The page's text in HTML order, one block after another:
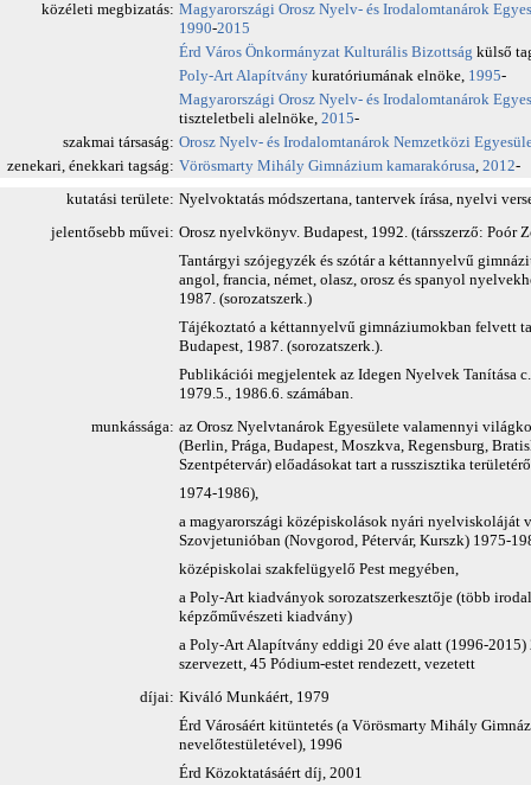
közéleti megbizatás: Magyarországi Orosz Nyelv- és Irodalomtanárok
1990-2015
Érd Város Önkormányzat Kulturális Bizottság külső
Poly-Art Alapítvány kuratóriumának elnöke, 1995-
Magyarországi Orosz Nyelv- és Irodalomtanárok
tiszteletbeli alelnöke, 2015-
szakmai társaság: Orosz Nyelv- és Irodalomtanárok Nemzetközi
zenekari, énekkari tagság: Vörösmarty Mihály Gimnázium kamarakórusa, 2012-
kutatási területe: Nyelvoktatás módszertana, tantervek írása, nyelvi
jelentősebb művei: Orosz nyelvkönyv. Budapest, 1992. (társszerző: Poór
Tantárgyi szójegyzék és szótár a kéttannyelvű
angol, francia, német, olasz, orosz és spanyol
1987. (sorozatszerk.)
Tájékoztató a kéttannyelvű gimnáziumokban felvett
Budapest, 1987. (sorozatszerk.).
Publikációi megjelentek az Idegen Nyelvek Tanítása
1979.5., 1986.6. számában.
munkássága: az Orosz Nyelvtanárok Egyesülete valamennyi
(Berlin, Prága, Budapest, Moszkva, Regensburg,
Szentpétervár) előadásokat tart a russzisztika
1974-1986),
a magyarországi középiskolások nyári nyelviskoláját
Szovjetunióban (Novgorod, Pétervár, Kurszk) 1975-
középiskolai szakfelügyelő Pest megyében,
a Poly-Art kiadványok sorozatszerkesztője (több
képzőművészeti kiadvány)
a Poly-Art Alapítvány eddigi 20 éve alatt (1996-
szervezett, 45 Pódium-estet rendezett, vezetett
díjai: Kiváló Munkáért, 1979
Érd Városáért kitüntetés (a Vörösmarty Mihály
nevelőtestületével), 1996
Érd Közoktatásáért díj, 2001